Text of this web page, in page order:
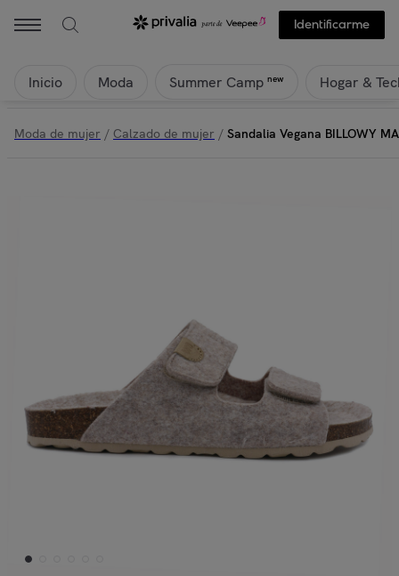
Identificarme
Inicio Moda Summer Camp new Hogar &
Moda de mujer / Calzado de mujer / Sandalia Vegana BILLOWY